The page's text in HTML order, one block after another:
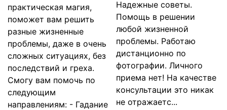
практическая магия,
поможет вам решить
разные жизненные
проблемы, даже в очень
сложных ситуациях, без
последствий и греха.
Смогу вам помочь по
следующим
направлениям: - Гадание
Надежные советы.
Помощь в решении
любой жизненной
проблемы. Работаю
дистанционно по
фотографии. Личного
приема нет! На качестве
консультации это никак
не отражаетс...